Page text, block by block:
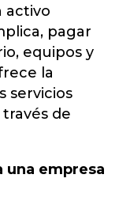
activo
pagar
equipos y
la
servicios
de
una empresa